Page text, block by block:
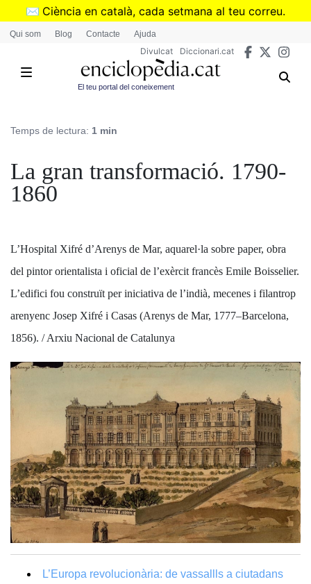
Vés
✉️ Ciència en català, cada setmana al teu correu.
➜Subscriu-te al butlletí de Divulcat
Qui som Blog Contacte Ajuda
Divulcat Diccionari.cat
El teu portal del coneixement
Temps de lectura: 1 min
La gran transformació. 1790-
1860
L’Hospital Xifré d’Arenys de Mar, aquarel·la sobre paper, obra
del pintor orientalista i oficial de l’exèrcit francès Emile Boisselier.
L’edifici fou construït per iniciativa de l’indià, mecenes i filantrop
arenyenc Josep Xifré i Casas (Arenys de Mar, 1777–Barcelona,
1856). / Arxiu Nacional de Catalunya
L’Europa revolucionària: de vassallls a ciutadans